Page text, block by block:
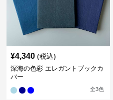
¥4,340 (税込)
深海の色彩 エレガントブックカ
バー
全3色